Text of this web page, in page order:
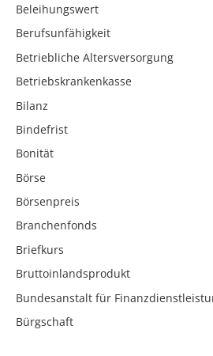
Beleihungswert
Berufsunfähigkeit
Betriebliche Altersversorgung
Betriebskrankenkasse
Bilanz
Bindefrist
Bonität
Börse
Börsenpreis
Branchenfonds
Briefkurs
Bruttoinlandsprodukt
Bundesanstalt für
Bürgschaft